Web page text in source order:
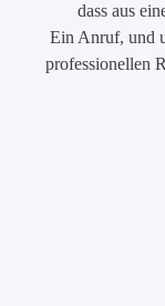
dass aus
Ein Anruf, und
professionellen